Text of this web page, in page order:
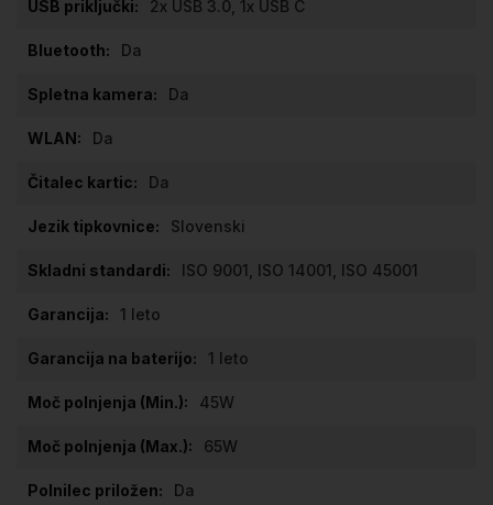
2x USB 3.0, 1x USB C
Da
Da
Da
Da
Slovenski
ISO 9001, ISO 14001, ISO 45001
1 leto
1 leto
45W
65W
Da